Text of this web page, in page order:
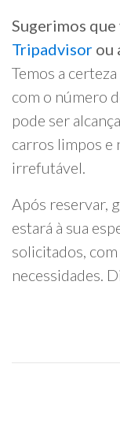
Sugerimos
Tripadvisor ou
Temos a
com o número
pode ser
carros limpos e
irrefutável.
Após reservar,
estará à sua
solicitados,
necessidades.